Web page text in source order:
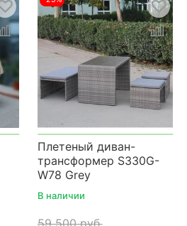
Плетеный диван-
трансформер S330G-
W78 Grey
В наличии
59 500 руб.